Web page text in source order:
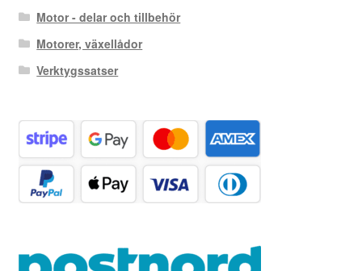
Motor - delar och tillbehör
Motorer, växellådor
Verktygssatser